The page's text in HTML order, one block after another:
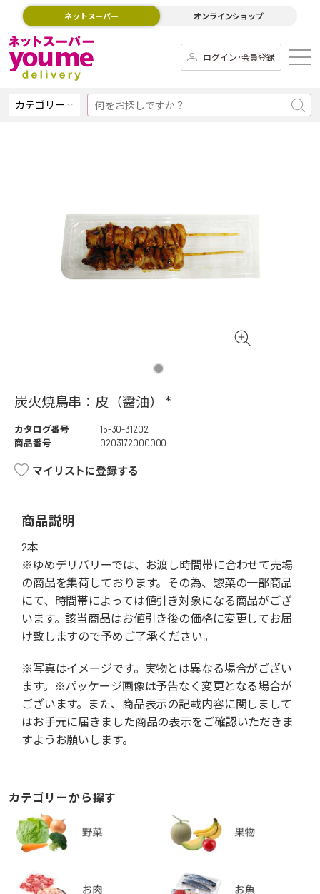
ネットスーパー オンラインショップ
ログイン･会員登録
カテゴリー
炭火焼鳥串：皮（醤油） *
カタログ番号
15-30-31202
商品番号
0203172000000
マイリストに登録する
商品説明
2本
※ゆめデリバリーでは、お渡し時間帯に合わせて売場
の商品を集荷しております。その為、惣菜の一部商品
にて、時間帯によっては値引き対象になる商品がござ
います。該当商品はお値引き後の価格に変更してお届
け致しますので予めご了承ください。
※写真はイメージです。実物とは異なる場合がござい
ます。※パッケージ画像は予告なく変更となる場合が
ございます。また、商品表示の記載内容に関しまして
はお手元に届きました商品の表示をご確認いただきま
すようお願いします。
カテゴリーから探す